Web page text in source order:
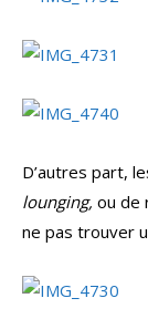
D’autres part,
lounging, ou de
ne pas trouver